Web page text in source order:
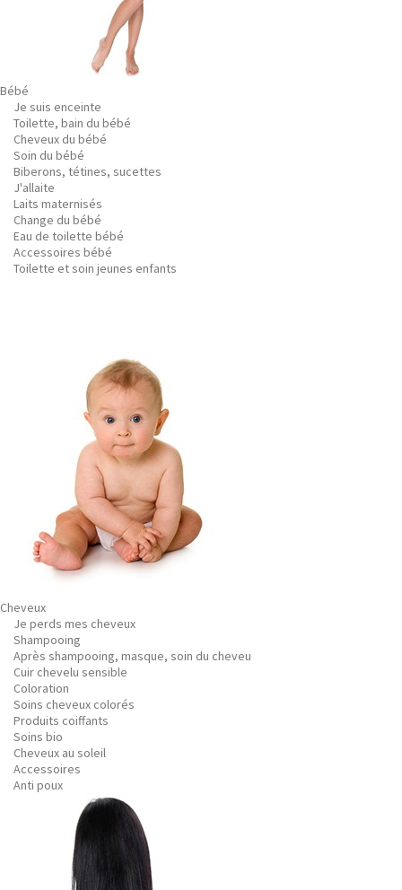
Bébé
Je suis enceinte
Toilette, bain du bébé
Cheveux du bébé
Soin du bébé
Biberons, tétines, sucettes
J'allaite
Laits maternisés
Change du bébé
Eau de toilette bébé
Accessoires bébé
Toilette et soin jeunes enfants
Cheveux
Je perds mes cheveux
Shampooing
Après shampooing, masque, soin du cheveu
Cuir chevelu sensible
Coloration
Soins cheveux colorés
Produits coiffants
Soins bio
Cheveux au soleil
Accessoires
Anti poux